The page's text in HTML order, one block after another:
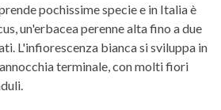
pochissime specie e in Italia è
un'erbacea perenne alta fino a due
L'infiorescenza bianca si sviluppa in
terminale, con molti fiori